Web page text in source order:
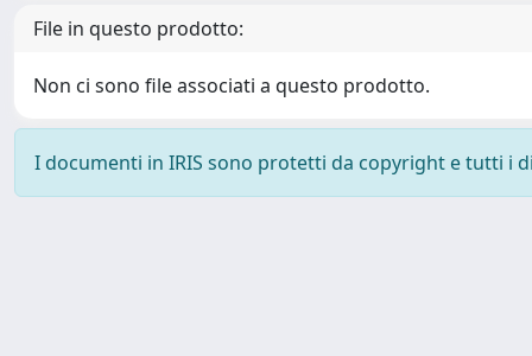
File in questo prodotto:
Non ci sono file associati a questo prodotto.
I documenti in IRIS sono protetti da copyright e tutti i